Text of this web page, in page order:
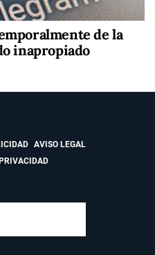
de la
inapropiado
AVISO LEGAL